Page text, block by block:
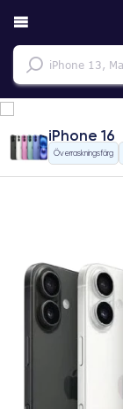
iPhone 16
Överraskningsfärg